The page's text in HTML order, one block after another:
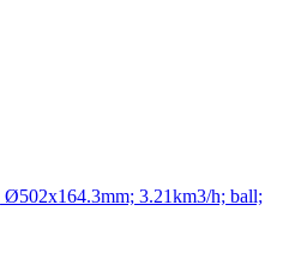
3.21km3/h; ball;